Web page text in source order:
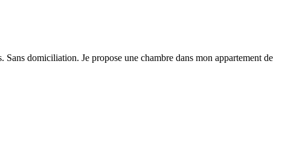
domiciliation. Je propose une chambre dans mon appartement de